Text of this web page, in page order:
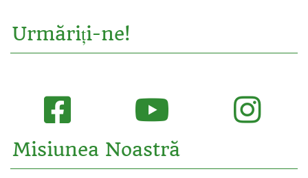
Urmăriți-ne!
Misiunea Noastră